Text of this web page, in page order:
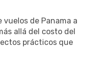
vuelos de Panama a
allá del costo del
prácticos que